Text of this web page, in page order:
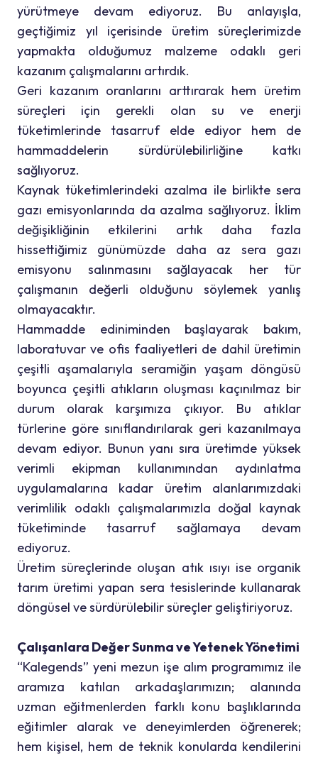
yürütmeye devam ediyoruz. Bu anlayışla,
geçtiğimiz yıl içerisinde üretim süreçlerimizde
yapmakta olduğumuz malzeme odaklı geri
kazanım çalışmalarını artırdık.
Geri kazanım oranlarını arttırarak hem üretim
süreçleri için gerekli olan su ve enerji
tüketimlerinde tasarruf elde ediyor hem de
hammaddelerin sürdürülebilirliğine katkı
sağlıyoruz.
Kaynak tüketimlerindeki azalma ile birlikte sera
gazı emisyonlarında da azalma sağlıyoruz. İklim
değişikliğinin etkilerini artık daha fazla
hissettiğimiz günümüzde daha az sera gazı
emisyonu salınmasını sağlayacak her tür
çalışmanın değerli olduğunu söylemek yanlış
olmayacaktır.
Hammadde ediniminden başlayarak bakım,
laboratuvar ve ofis faaliyetleri de dahil üretimin
çeşitli aşamalarıyla seramiğin yaşam döngüsü
boyunca çeşitli atıkların oluşması kaçınılmaz bir
durum olarak karşımıza çıkıyor. Bu atıklar
türlerine göre sınıflandırılarak geri kazanılmaya
devam ediyor. Bunun yanı sıra üretimde yüksek
verimli ekipman kullanımından aydınlatma
uygulamalarına kadar üretim alanlarımızdaki
verimlilik odaklı çalışmalarımızla doğal kaynak
tüketiminde tasarruf sağlamaya devam
ediyoruz.
Üretim süreçlerinde oluşan atık ısıyı ise organik
tarım üretimi yapan sera tesislerinde kullanarak
döngüsel ve sürdürülebilir süreçler geliştiriyoruz.
Çalışanlara Değer Sunma ve Yetenek Yönetimi
“Kalegends” yeni mezun işe alım programımız ile
aramıza katılan arkadaşlarımızın; alanında
uzman eğitmenlerden farklı konu başlıklarında
eğitimler alarak ve deneyimlerden öğrenerek;
hem kişisel, hem de teknik konularda kendilerini